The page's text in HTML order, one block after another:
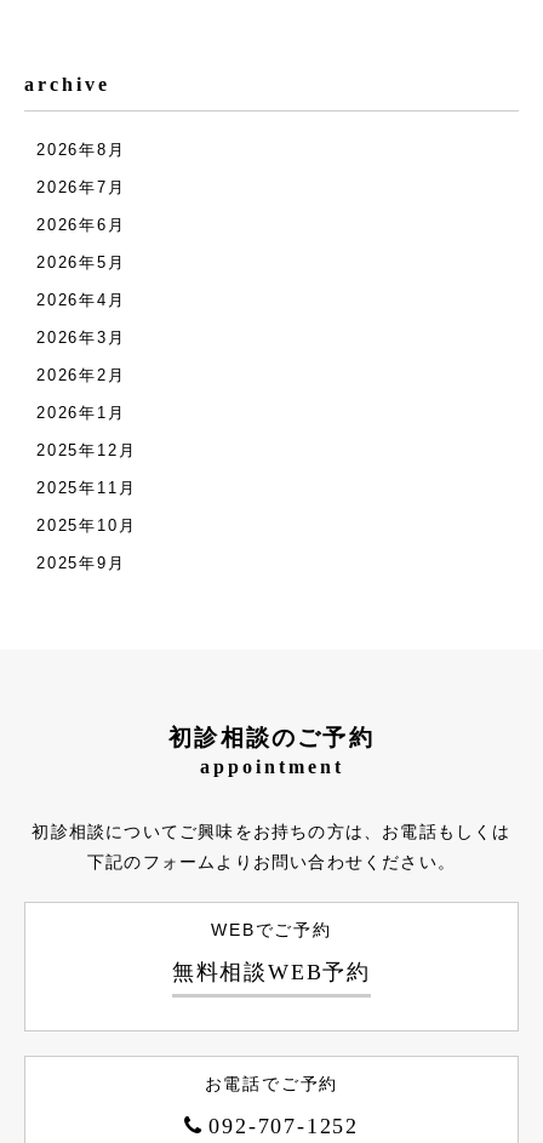
archive
2026年8月
2026年7月
2026年6月
2026年5月
2026年4月
2026年3月
2026年2月
2026年1月
2025年12月
2025年11月
2025年10月
2025年9月
初診相談のご予約
appointment
初診相談についてご興味をお持ちの方は、お電話もしくは
下記のフォームよりお問い合わせください。
WEBでご予約
無料相談WEB予約
お電話でご予約
092-707-1252